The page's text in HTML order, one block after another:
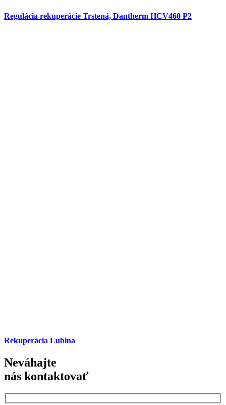
Regulácia rekuperácie Trstená, Dantherm HCV460 P2
Rekuperácia Lubina
Neváhajte
nás kontaktovať